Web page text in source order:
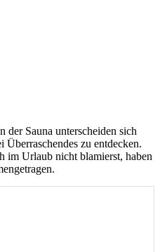
der Sauna unterscheiden sich
Überraschendes zu entdecken.
im Urlaub nicht blamierst, haben